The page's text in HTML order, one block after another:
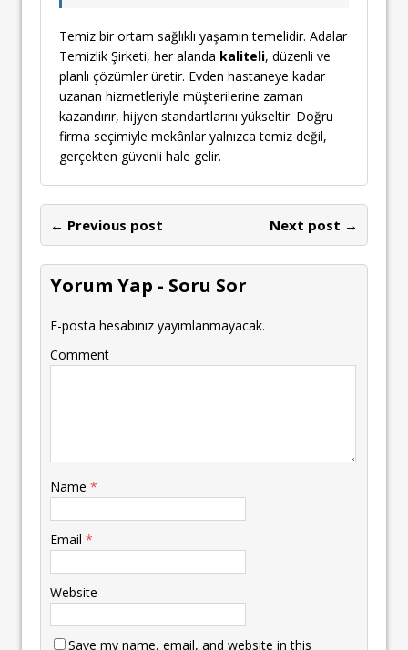
Temiz bir ortam sağlıklı yaşamın temelidir. Adalar
Temizlik Şirketi, her alanda kaliteli, düzenli ve
planlı çözümler üretir. Evden hastaneye kadar
uzanan hizmetleriyle müşterilerine zaman
kazandırır, hijyen standartlarını yükseltir. Doğru
firma seçimiyle mekânlar yalnızca temiz değil,
gerçekten güvenli hale gelir.
← Previous post Next post →
Yorum Yap - Soru Sor
E-posta hesabınız yayımlanmayacak.
Comment
Name *
Email *
Website
Save my name, email, and website in this